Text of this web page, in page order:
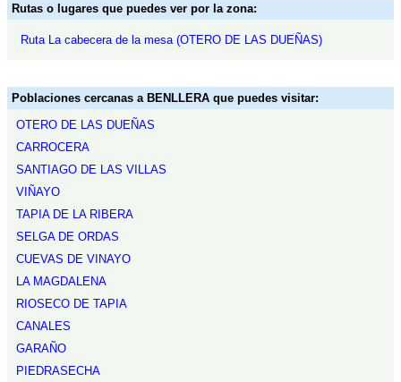
Rutas o lugares que puedes ver por la zona:
Ruta La cabecera de la mesa (OTERO DE LAS DUEÑAS)
Poblaciones cercanas a BENLLERA que puedes visitar:
OTERO DE LAS DUEÑAS
CARROCERA
SANTIAGO DE LAS VILLAS
VIÑAYO
TAPIA DE LA RIBERA
SELGA DE ORDAS
CUEVAS DE VINAYO
LA MAGDALENA
RIOSECO DE TAPIA
CANALES
GARAÑO
PIEDRASECHA